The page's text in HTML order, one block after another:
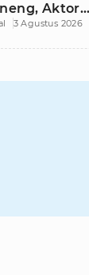
Aktor
yang
3 Agustus 2026